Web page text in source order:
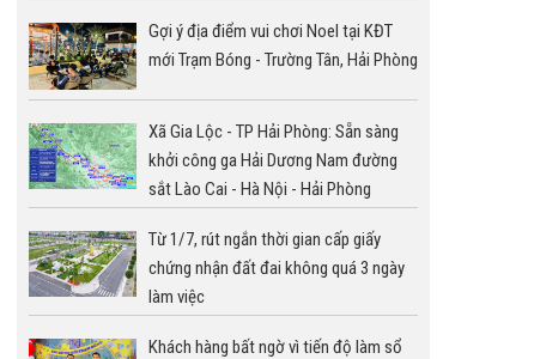
Gợi ý địa điểm vui chơi Noel tại KĐT
mới Trạm Bóng - Trường Tân, Hải Phòng
Xã Gia Lộc - TP Hải Phòng: Sẵn sàng
khởi công ga Hải Dương Nam đường
sắt Lào Cai - Hà Nội - Hải Phòng
Từ 1/7, rút ngắn thời gian cấp giấy
chứng nhận đất đai không quá 3 ngày
làm việc
Khách hàng bất ngờ vì tiến độ làm sổ